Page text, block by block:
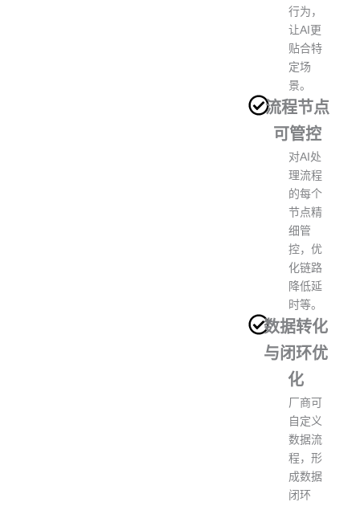
行为，
让AI更
贴合特
定场
景。
流程节点
可管控
对AI处
理流程
的每个
节点精
细管
控，优
化链路
降低延
时等。
数据转化
与闭环优
化
厂商可
自定义
数据流
程，形
成数据
闭环